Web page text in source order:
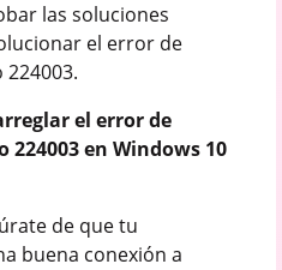
las soluciones
el error de
el error de
224003 en Windows 10
de que tu
buena conexión a